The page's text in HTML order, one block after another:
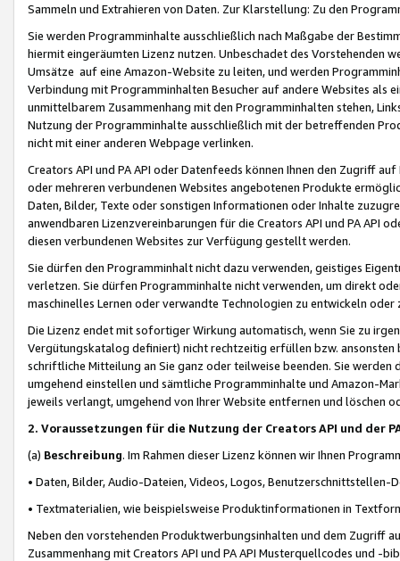
Sammeln und Extrahieren von Daten. Zur Klarstellung: Zu den
Sie werden Programminhalte ausschließlich nach Maßgabe der
hiermit eingeräumten Lizenz nutzen. Unbeschadet des Vorstehenden
Umsätze auf eine Amazon-Website zu leiten, und werden
Verbindung mit Programminhalten Besucher auf andere Websites als
unmittelbarem Zusammenhang mit den Programminhalten stehen,
Nutzung der Programminhalte ausschließlich mit der betreffenden
nicht mit einer anderen Webpage verlinken.
Creators API und PA API oder Datenfeeds können Ihnen den Zugriff
oder mehreren verbundenen Websites angebotenen Produkte
Daten, Bilder, Texte oder sonstigen Informationen oder Inhalte
anwendbaren Lizenzvereinbarungen für die Creators API und PA API
diesen verbundenen Websites zur Verfügung gestellt werden.
Sie dürfen den Programminhalt nicht dazu verwenden, geistiges
verletzen. Sie dürfen Programminhalte nicht verwenden, um direkt
maschinelles Lernen oder verwandte Technologien zu entwickeln
Die Lizenz endet mit sofortiger Wirkung automatisch, wenn Sie zu
Vergütungskatalog definiert) nicht rechtzeitig erfüllen bzw. ansonsten
schriftliche Mitteilung an Sie ganz oder teilweise beenden. Sie werden
umgehend einstellen und sämtliche Programminhalte und Amazon-
jeweils verlangt, umgehend von Ihrer Website entfernen und löschen
2. Voraussetzungen für die Nutzung der Creators API und der
(a) Beschreibung. Im Rahmen dieser Lizenz können wir Ihnen
• Daten, Bilder, Audio-Dateien, Videos, Logos, Benutzerschnittstellen-
• Textmaterialien, wie beispielsweise Produktinformationen in
Neben den vorstehenden Produktwerbungsinhalten und dem Zugriff
Zusammenhang mit Creators API und PA API Musterquellcodes und